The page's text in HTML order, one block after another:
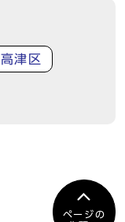
高津区
ページの